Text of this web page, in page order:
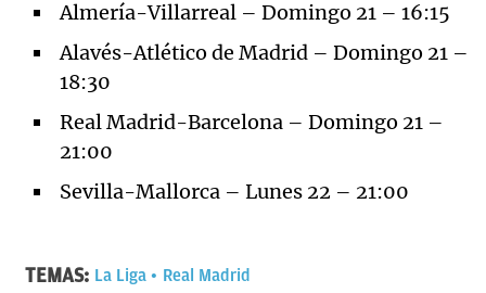
Almería-Villarreal – Domingo 21 – 16:15
Alavés-Atlético de Madrid – Domingo 21 –
18:30
Real Madrid-Barcelona – Domingo 21 –
21:00
Sevilla-Mallorca – Lunes 22 – 21:00
TEMAS: La Liga Real Madrid